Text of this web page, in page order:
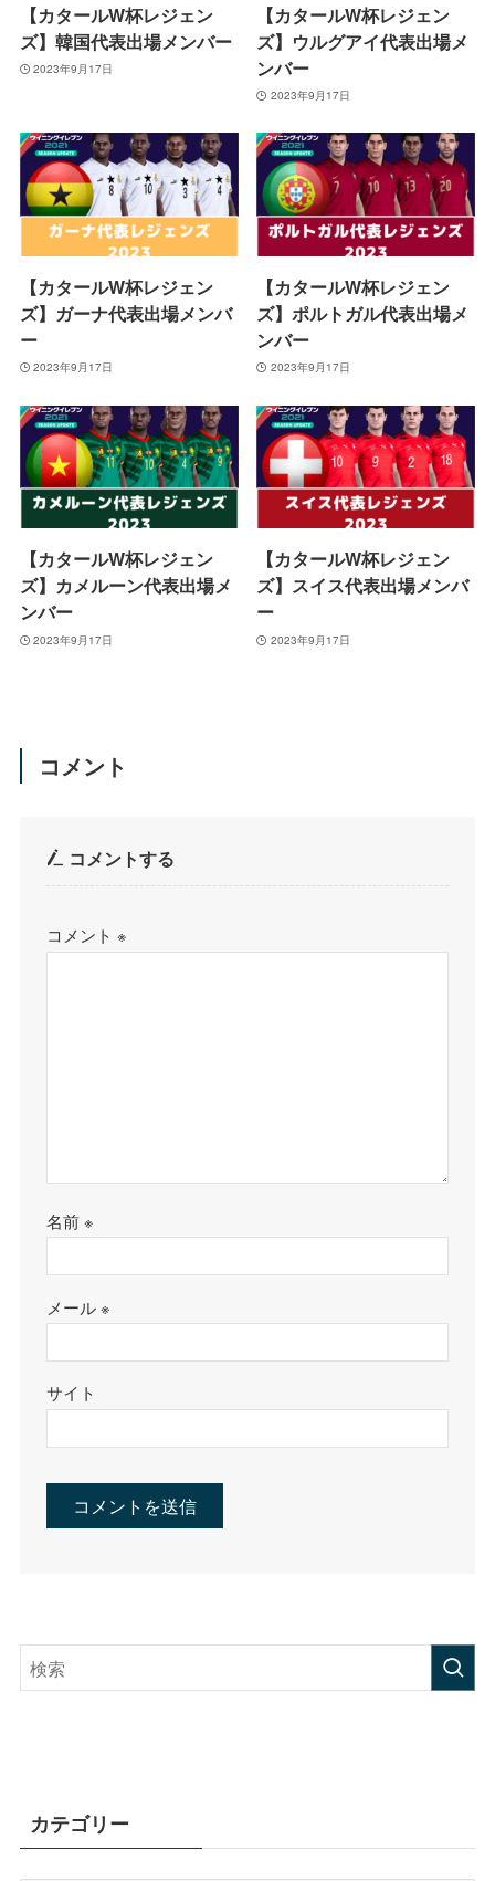
【カタールW杯レジェン
ズ】韓国代表出場メンバー
2023年9月17日
【カタールW杯レジェン
ズ】ウルグアイ代表出場メ
ンバー
2023年9月17日
【カタールW杯レジェン
ズ】ガーナ代表出場メンバ
ー
2023年9月17日
【カタールW杯レジェン
ズ】ポルトガル代表出場メ
ンバー
2023年9月17日
【カタールW杯レジェン
ズ】カメルーン代表出場メ
ンバー
2023年9月17日
【カタールW杯レジェン
ズ】スイス代表出場メンバ
ー
2023年9月17日
コメント
コメントする
コメント※
名前※
メール※
サイト
カテゴリー